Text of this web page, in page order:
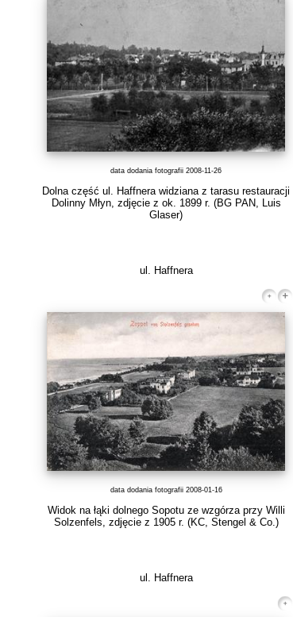
data dodania fotografii 2008-11-26
Dolna część ul. Haffnera widziana z tarasu restauracji
Dolinny Młyn, zdjęcie z ok. 1899 r. (BG PAN, Luis
Glaser)
ul. Haffnera
data dodania fotografii 2008-01-16
Widok na łąki dolnego Sopotu ze wzgórza przy Willi
Solzenfels, zdjęcie z 1905 r. (KC, Stengel & Co.)
ul. Haffnera